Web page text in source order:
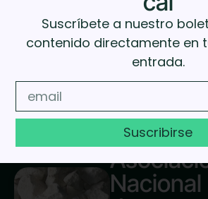
Nacional
Suscríbete a nuestro
contenido directamente en
entrada.
Suscribirse